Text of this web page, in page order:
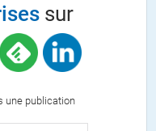
holds only a high school
sur
une publication